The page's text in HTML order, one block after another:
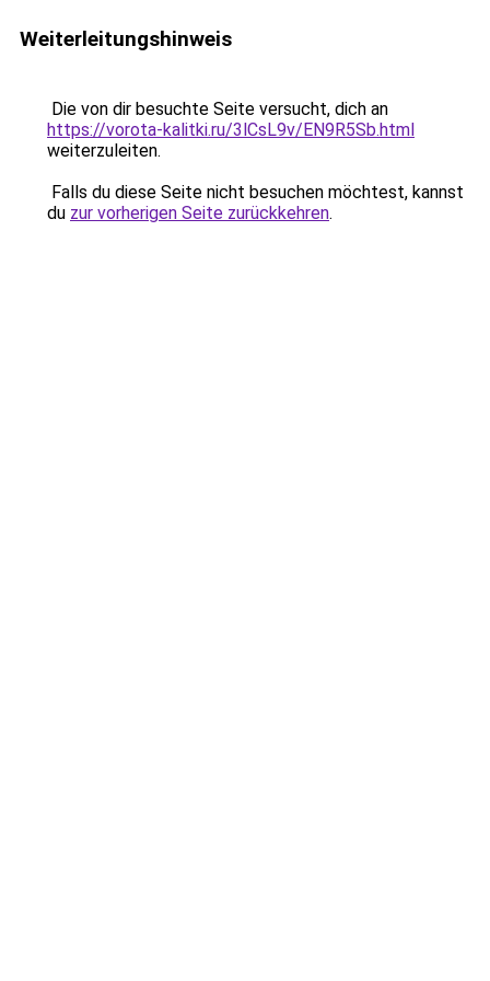
Weiterleitungshinweis
Die von dir besuchte Seite versucht, dich an
https://vorota-kalitki.ru/3lCsL9v/EN9R5Sb.html
weiterzuleiten.
Falls du diese Seite nicht besuchen möchtest, kannst
du zur vorherigen Seite zurückkehren.